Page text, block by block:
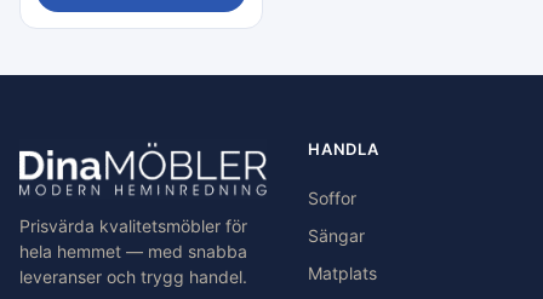
Prisvärda kvalitetsmöbler för
hela hemmet — med snabba
leveranser och trygg handel.
HANDLA
Soffor
Sängar
Matplats